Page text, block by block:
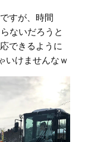
すが、時間
ないだろうと
できるように
いけませんなｗ